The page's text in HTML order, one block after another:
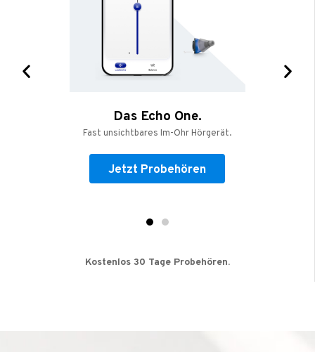
Das Echo One.
Fast unsichtbares Im-Ohr Hörgerät.
Jetzt Probehören
Kostenlos 30 Tage Probehören.